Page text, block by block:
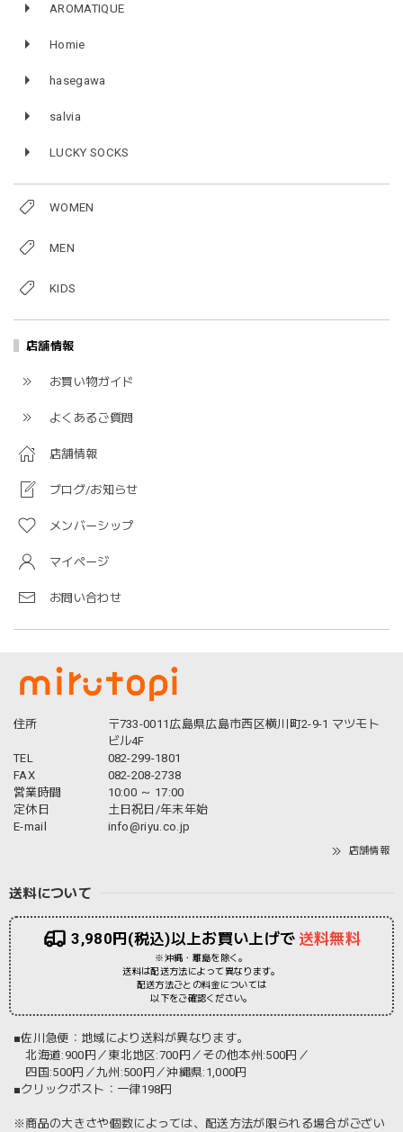
AROMATIQUE
Homie
hasegawa
salvia
LUCKY SOCKS
WOMEN
MEN
KIDS
店舗情報
お買い物ガイド
よくあるご質問
店舗情報
ブログ/お知らせ
メンバーシップ
マイページ
お問い合わせ
住所
〒733-0011広島県広島市西区横川町2-9-1 マツモト
ビル4F
TEL
082-299-1801
FAX
082-208-2738
営業時間
10:00 ～ 17:00
定休日
土日祝日/年末年始
E-mail
info@riyu.co.jp
店舗情報
送料について
3,980円(税込)以上お買い上げで 送料無料
※沖縄・離島を除く。
送料は配送方法によって異なります。
配送方法ごとの料金については
以下をご確認ください。
■佐川急便：地域により送料が異なります。
北海道:900円／東北地区:700円／その他本州:500円／
四国:500円／九州:500円／沖縄県:1,000円
■クリックポスト：一律198円
※商品の大きさや個数によっては、配送方法が限られる場合がござい